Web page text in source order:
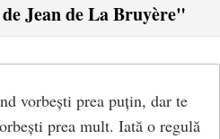
Jean de La Bruyère"
vorbești prea puțin, dar te
prea mult. Iată o regulă